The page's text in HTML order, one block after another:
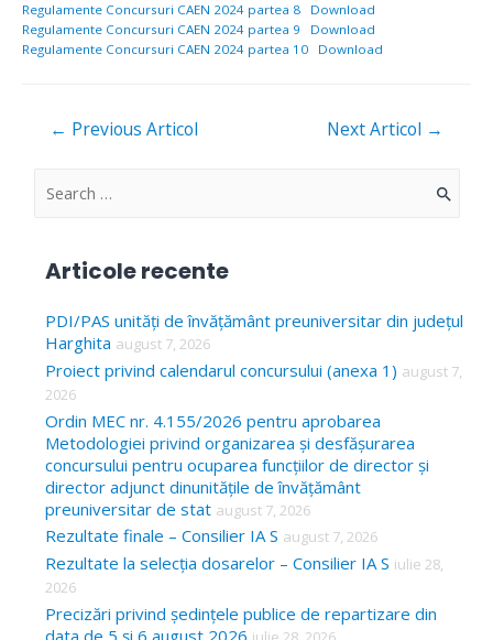
Regulamente Concursuri CAEN 2024 partea 8
Download
Regulamente Concursuri CAEN 2024 partea 9
Download
Regulamente Concursuri CAEN 2024 partea 10
Download
Navigare
← Previous Articol Next Articol →
S
c
h
f
o
r
Articole recente
PDI/PAS unități de învățământ preuniversitar din județul
Harghita august 7, 2026
Proiect privind calendarul concursului (anexa 1) august 7,
2026
Ordin MEC nr. 4.155/2026 pentru aprobarea
Metodologiei privind organizarea și desfășurarea
concursului pentru ocuparea funcțiilor de director și
director adjunct dinunitățile de învățământ
preuniversitar de stat august 7, 2026
Rezultate finale – Consilier IA S august 7, 2026
Rezultate la selecția dosarelor – Consilier IA S iulie 28,
2026
Precizări privind ședințele publice de repartizare din
data de 5 și 6 august 2026